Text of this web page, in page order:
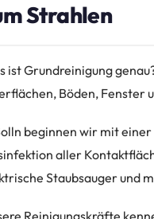
Strahlen
ist Grundreinigung
Böden, Fenster
beginnen wir mit
aller
Staubsauger und